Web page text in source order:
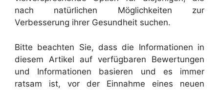
nach natürlichen Möglichkeiten zur
Verbesserung ihrer Gesundheit suchen.
Bitte beachten Sie, dass die Informationen in
diesem Artikel auf verfügbaren Bewertungen
und Informationen basieren und es immer
ratsam ist, vor der Einnahme eines neuen